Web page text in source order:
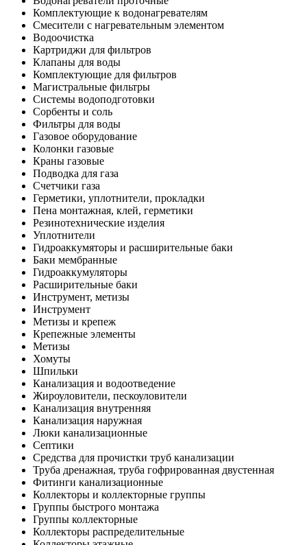
Комплектующие к водонагревателям
Смесители с нагревательным элементом
Водоочистка
Картриджи для фильтров
Клапаны для воды
Комплектующие для фильтров
Магистральные фильтры
Системы водоподготовки
Сорбенты и соль
Фильтры для воды
Газовое оборудование
Колонки газовые
Краны газовые
Подводка для газа
Счетчики газа
Герметики, уплотнители, прокладки
Пена монтажная, клей, герметики
Резинотехнические изделия
Уплотнители
Гидроаккумяторы и расширительные баки
Баки мембранные
Гидроаккумуляторы
Расширительные баки
Инструмент, метизы
Инструмент
Метизы и крепеж
Крепежные элементы
Метизы
Хомуты
Шпильки
Канализация и водоотведение
Жироуловители, пескоуловители
Канализация внутренняя
Канализация наружная
Люки канализационные
Септики
Средства для прочистки труб канализации
Труба дренажная, труба гофрированная двустенная
Фитинги канализационные
Коллекторы и коллекторные группы
Группы быстрого монтажа
Группы коллекторные
Коллекторы распределительные